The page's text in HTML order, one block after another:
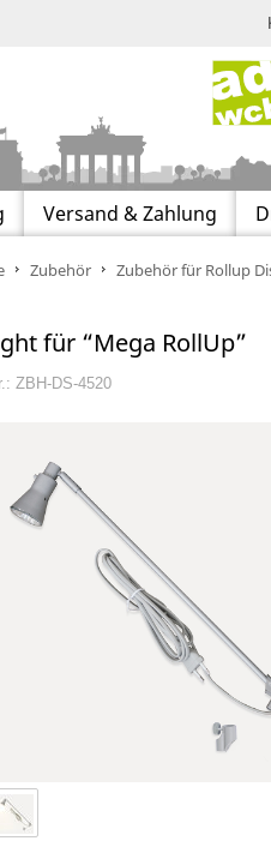
Versand & Zahlung
Zubehör Zubehör für Rollup
für “Mega RollUp”
ZBH-DS-4520